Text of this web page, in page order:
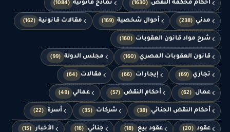
أحكام محكمة النقض (1630) نماذج قانونية (1084)
مدني (238) أحوال شخصية (169) مقالات قانونية (162)
شرح مواد قانون العقوبات (160)
قانون العقوبات المصري (160) مجلس الدولة (99)
تجاري (69) إيجارات (66) مقالات (64)
عمال (62) أحكام النقض (57) عمالي (49)
أحكام النقض الجنائي (38) شركات (35) أسرة (22)
عقود (20) عقود بيع (18) جنائي (16) الأخبار (15)